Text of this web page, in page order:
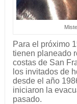
Para el próximo
tienen planeado
costas de San
los invitados de
desde el año
iniciaron la
pasado.